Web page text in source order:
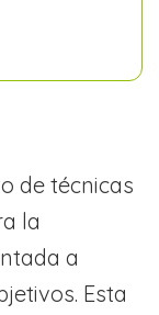
de técnicas
la
a
Esta